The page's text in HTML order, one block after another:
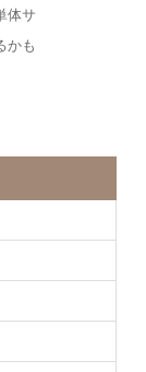
体サ
かも